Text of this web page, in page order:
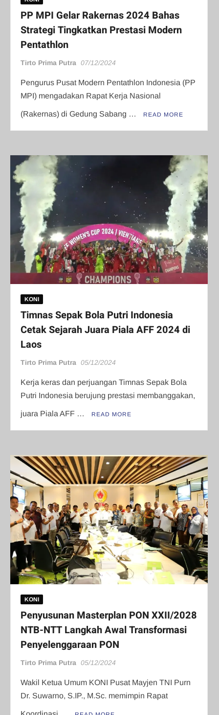
PP MPI Gelar Rakernas 2024 Bahas
Strategi Tingkatkan Prestasi Modern
Pentathlon
Tirto Prima Putra 07/12/2024
Pengurus Pusat Modern Pentathlon Indonesia (PP
MPI) mengadakan Rapat Kerja Nasional
(Rakernas) di Gedung Sabang … READ MORE
KONI
Timnas Sepak Bola Putri Indonesia
Cetak Sejarah Juara Piala AFF 2024 di
Laos
Tirto Prima Putra 05/12/2024
Kerja keras dan perjuangan Timnas Sepak Bola
Putri Indonesia berujung prestasi membanggakan,
juara Piala AFF … READ MORE
KONI
Penyusunan Masterplan PON XXII/2028
NTB-NTT Langkah Awal Transformasi
Penyelenggaraan PON
Tirto Prima Putra 05/12/2024
Wakil Ketua Umum KONI Pusat Mayjen TNI Purn
Dr. Suwarno, S.IP., M.Sc. memimpin Rapat